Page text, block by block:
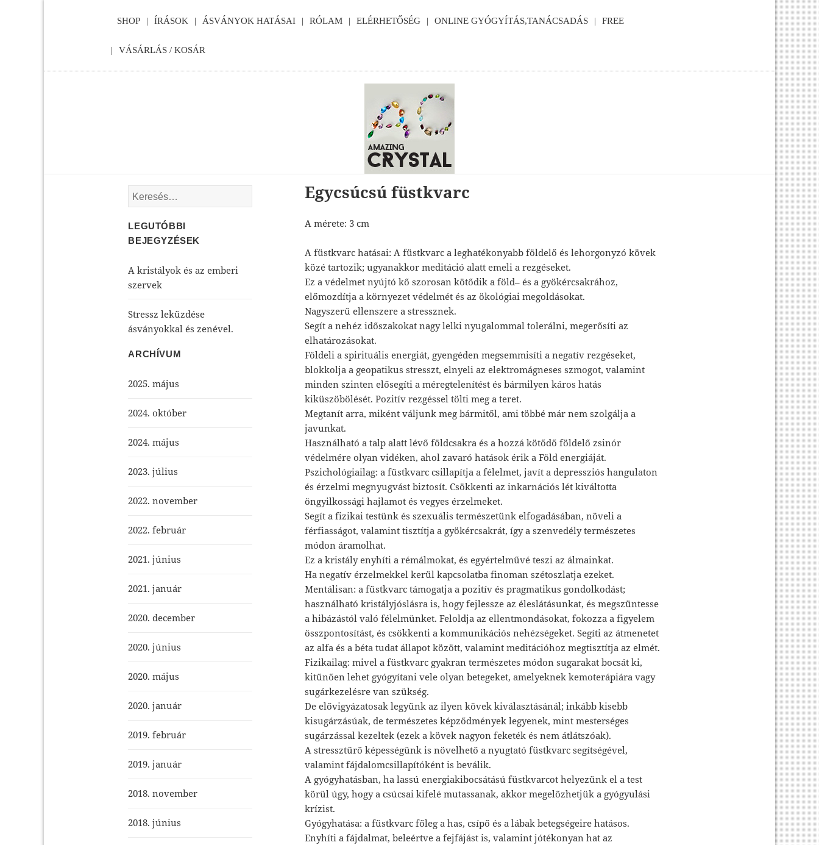
SHOP ÍRÁSOK ÁSVÁNYOK HATÁSAI RÓLAM ELÉRHETŐSÉG ONLINE GYÓGYÍTÁS,TANÁCSADÁS FREE
VÁSÁRLÁS / KOSÁR
Egycsúcsú füstkvarc
A mérete: 3 cm
A füstkvarc hatásai: A füstkvarc a leghatékonyabb földelő és lehorgonyzó kövek
közé tartozik; ugyanakkor meditáció alatt emeli a rezgéseket.
Ez a védelmet nyújtó kő szorosan kötődik a föld– és a gyökércsakrához,
előmozdítja a környezet védelmét és az ökológiai megoldásokat.
Nagyszerű ellenszere a stressznek.
Segít a nehéz időszakokat nagy lelki nyugalommal tolerálni, megerősíti az
elhatározásokat.
Földeli a spirituális energiát, gyengéden megsemmisíti a negatív rezgéseket,
blokkolja a geopatikus stresszt, elnyeli az elektromágneses szmogot, valamint
minden szinten elősegíti a méregtelenítést és bármilyen káros hatás
kiküszöbölését. Pozitív rezgéssel tölti meg a teret.
Megtanít arra, miként váljunk meg bármitől, ami többé már nem szolgálja a
javunkat.
Használható a talp alatt lévő földcsakra és a hozzá kötődő földelő zsinór
védelmére olyan vidéken, ahol zavaró hatások érik a Föld energiáját.
Pszichológiailag: a füstkvarc csillapítja a félelmet, javít a depressziós hangulaton
és érzelmi megnyugvást biztosít. Csökkenti az inkarnációs lét kiváltotta
öngyilkossági hajlamot és vegyes érzelmeket.
Segít a fizikai testünk és szexuális természetünk elfogadásában, növeli a
férfiasságot, valamint tisztítja a gyökércsakrát, így a szenvedély természetes
módon áramolhat.
Ez a kristály enyhíti a rémálmokat, és egyértelművé teszi az álmainkat.
Ha negatív érzelmekkel kerül kapcsolatba finoman szétoszlatja ezeket.
Mentálisan: a füstkvarc támogatja a pozitív és pragmatikus gondolkodást;
használható kristályjóslásra is, hogy fejlessze az éleslátásunkat, és megszüntesse
a hibázástól való félelmünket. Feloldja az ellentmondásokat, fokozza a figyelem
összpontosítást, és csökkenti a kommunikációs nehézségeket. Segíti az átmenetet
az alfa és a béta tudat állapot között, valamint meditációhoz megtisztítja az elmét.
Fizikailag: mivel a füstkvarc gyakran természetes módon sugarakat bocsát ki,
kitűnően lehet gyógyítani vele olyan betegeket, amelyeknek kemoterápiára vagy
sugárkezelésre van szükség.
De elővigyázatosak legyünk az ilyen kövek kiválasztásánál; inkább kisebb
kisugárzásúak, de természetes képződmények legyenek, mint mesterséges
sugárzással kezeltek (ezek a kövek nagyon feketék és nem átlátszóak).
A stressztűrő képességünk is növelhető a nyugtató füstkvarc segítségével,
valamint fájdalomcsillapítóként is beválik.
A gyógyhatásban, ha lassú energiakibocsátású füstkvarcot helyezünk el a test
körül úgy, hogy a csúcsai kifelé mutassanak, akkor megelőzhetjük a gyógyulási
krízist.
Gyógyhatása: a füstkvarc főleg a has, csípő és a lábak betegségeire hatásos.
Enyhíti a fájdalmat, beleértve a fejfájást is, valamint jótékonyan hat az
Keresés:
LEGUTÓBBI
BEJEGYZÉSEK
A kristályok és az emberi
szervek
Stressz leküzdése
ásványokkal és zenével.
ARCHÍVUM
2025. május
2024. október
2024. május
2023. július
2022. november
2022. február
2021. június
2021. január
2020. december
2020. június
2020. május
2020. január
2019. február
2019. január
2018. november
2018. június